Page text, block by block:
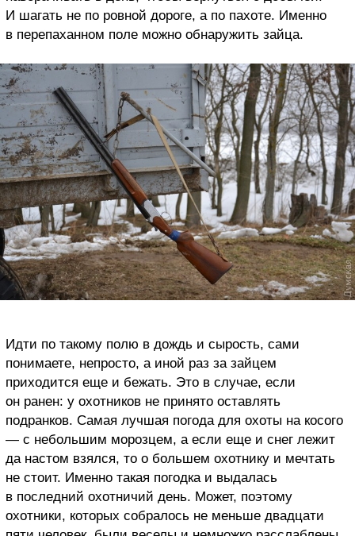
И шагать не по ровной дороге, а по пахоте. Именно
в перепаханном поле можно обнаружить зайца.
Идти по такому полю в дождь и сырость, сами
понимаете, непросто, а иной раз за зайцем
приходится еще и бежать. Это в случае, если
он ранен: у охотников не принято оставлять
подранков. Самая лучшая погода для охоты на косого
— с небольшим морозцем, а если еще и снег лежит
да настом взялся, то о большем охотнику и мечтать
не стоит. Именно такая погодка и выдалась
в последний охотничий день. Может, поэтому
охотники, которых собралось не меньше двадцати